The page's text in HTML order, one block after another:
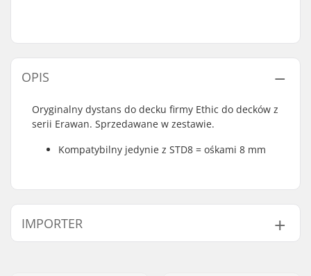
OPIS
Oryginalny dystans do decku firmy Ethic do decków z
serii Erawan. Sprzedawane w zestawie.
Kompatybilny jedynie z STD8 = ośkami 8 mm
IMPORTER